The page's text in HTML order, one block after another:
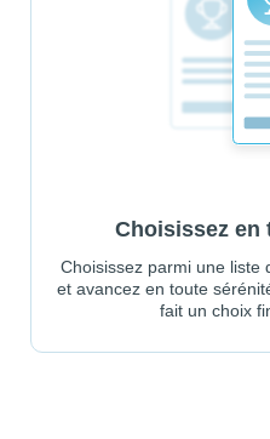
Choisissez en
Choisissez parmi une liste
et avancez en toute
fait un choix